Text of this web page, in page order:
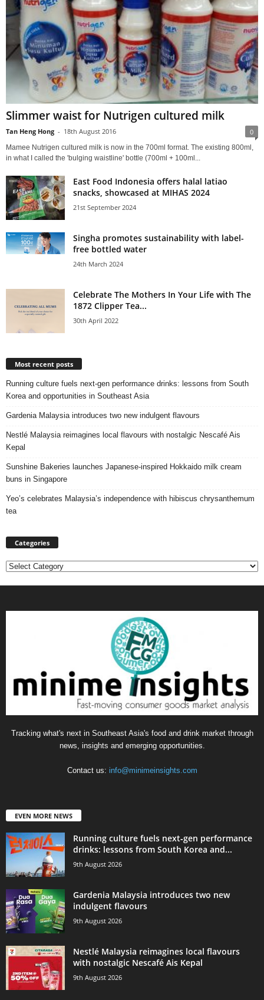
Slimmer waist for Nutrigen cultured milk
Tan Heng Hong - 18th August 2016 0
Mamee Nutrigen cultured milk is now in the 700ml format. The existing 800ml,
in what I called the 'bulging waistline' bottle (700ml + 100ml...
East Food Indonesia offers halal latiao
snacks, showcased at MIHAS 2024
21st September 2024
Singha promotes sustainability with label-
free bottled water
24th March 2024
Celebrate The Mothers In Your Life with The
1872 Clipper Tea...
30th April 2022
Most recent posts
Running culture fuels next‑gen performance drinks: lessons from South
Korea and opportunities in Southeast Asia
Gardenia Malaysia introduces two new indulgent flavours
Nestlé Malaysia reimagines local flavours with nostalgic Nescafé Ais
Kepal
Sunshine Bakeries launches Japanese‑inspired Hokkaido milk cream
buns in Singapore
Yeo’s celebrates Malaysia’s independence with hibiscus chrysanthemum
tea
Categories
Categories
Tracking what's next in Southeast Asia's food and drink market through
news, insights and emerging opportunities.
Contact us: info@minimeinsights.com
EVEN MORE NEWS
Running culture fuels next‑gen performance
drinks: lessons from South Korea and...
9th August 2026
Gardenia Malaysia introduces two new
indulgent flavours
9th August 2026
Nestlé Malaysia reimagines local flavours
with nostalgic Nescafé Ais Kepal
9th August 2026